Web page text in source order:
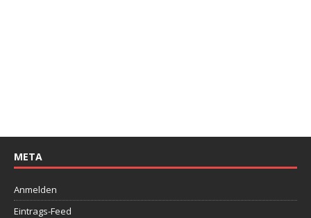
META
Anmelden
Eintrags-Feed